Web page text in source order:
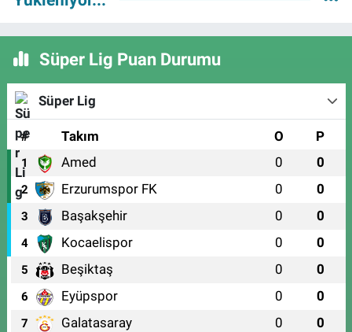
Süper Lig Puan Durumu
Süper Lig
# Takım O P
1 Amed 0 0
2 Erzurumspor FK 0 0
3 Başakşehir 0 0
4 Kocaelispor 0 0
5 Beşiktaş 0 0
6 Eyüpspor 0 0
7 Galatasaray 0 0